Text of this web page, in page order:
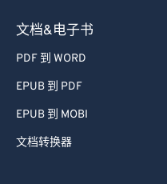
文档&电子书
PDF 到 WORD
EPUB 到 PDF
EPUB 到 MOBI
文档转换器